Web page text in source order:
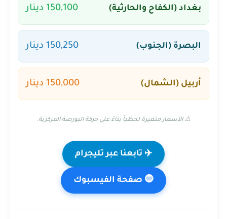
بغداد (الكفاح والحارثية) 150,100 دينار
البصرة (الجنوب) 150,250 دينار
أربيل (الشمال) 150,000 دينار
⚠️ الأسعار متغيرة لحظياً بناءً على حركة البورصة المركزية.
✈️ تابعنا عبر تليجرام
🔵 صفحة الفيسبوك